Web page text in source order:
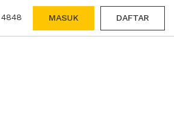
MASUK DAFTAR